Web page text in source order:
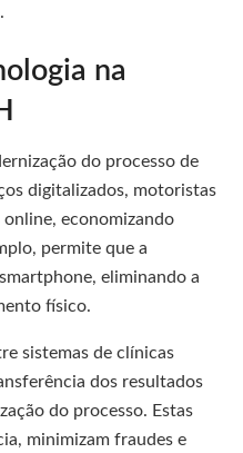
na
do processo de
digitalizados, motoristas
online, economizando
permite que a
eliminando a
físico.
sistemas de clínicas
dos resultados
do processo. Estas
minimizam fraudes e